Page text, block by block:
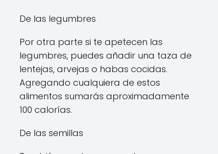
De las legumbres
Por otra parte si te apetecen las
legumbres, puedes añadir una taza de
lentejas, arvejas o habas cocidas.
Agregando cualquiera de estos
alimentos sumarás aproximadamente
100 calorías.
De las semillas